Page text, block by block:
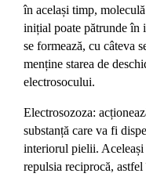
în același timp,
inițial poate pătrunde în
se formează, cu câteva
menține starea de
electrosocului.
Electrosozoza:
substanță care va fi
interiorul pielii. Aceleași
repulsia reciprocă,